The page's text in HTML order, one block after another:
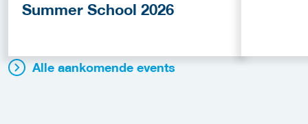
Summer School 2026
Alle aankomende events